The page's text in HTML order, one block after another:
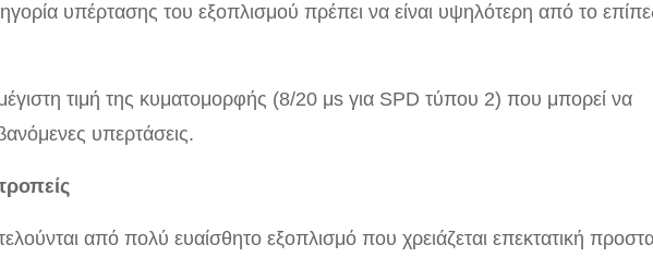
υπέρτασης του εξοπλισμού πρέπει να είναι υψηλότερη από το
τιμή της κυματομορφής (8/20 μs για SPD τύπου 2) που μπορεί να
υπερτάσεις.
από πολύ ευαίσθητο εξοπλισμό που χρειάζεται επεκτατική